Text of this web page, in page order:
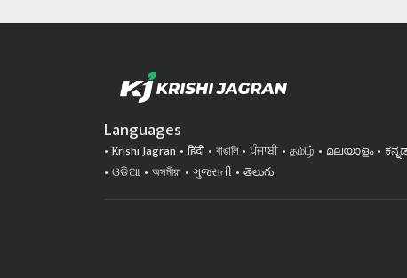
Languages
Krishi Jagran हिंदी বাঙালি ਪੰਜਾਬੀ தமிழ் മലയാളം
ಕನ್ನಡ
ଓଡିଆ
অসমীয়া ગુજરાતી తెలుగు